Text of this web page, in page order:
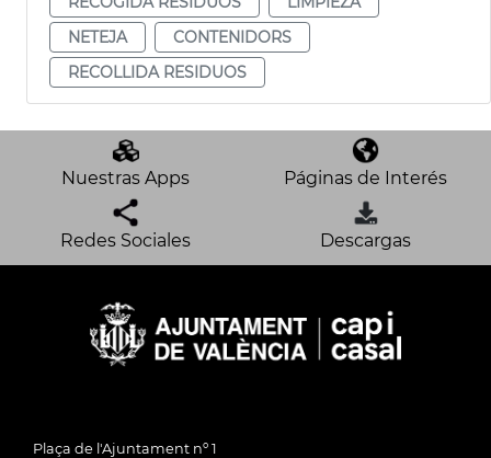
NETEJA
CONTENIDORS
RECOLLIDA RESIDUOS
Nuestras Apps Páginas de Interés
Redes Sociales Descargas
Plaça de l'Ajuntament nº 1